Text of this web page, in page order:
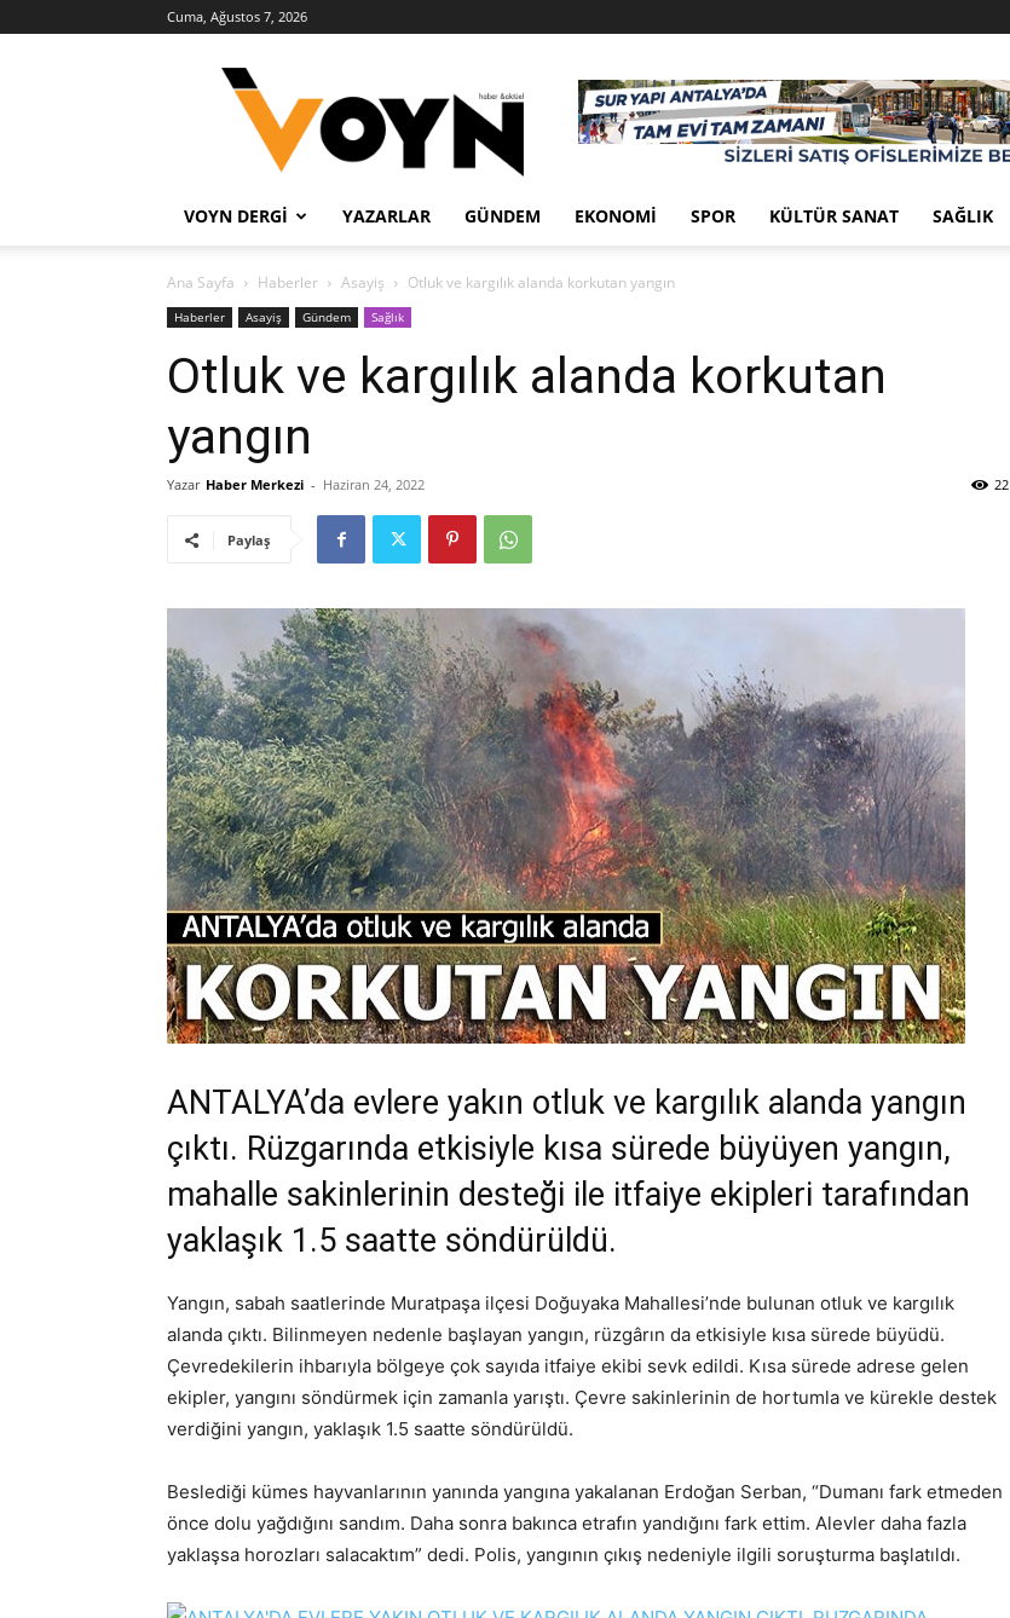
Cuma, Ağustos 7, 2026
Haber
VOYN DERGI YAZARLAR GÜNDEM EKONOMI SPOR KÜLTÜR SANAT SAĞLIK
Ana Sayfa Haberler Asayiş Otluk ve kargılık alanda korkutan yangın
Haberler Asayiş Gündem Sağlık
Otluk ve kargılık alanda korkutan
yangın
Yazar Haber Merkezi - Haziran 24, 2022 22
Paylaş
ANTALYA’da evlere yakın otluk ve kargılık alanda yangın
çıktı. Rüzgarında etkisiyle kısa sürede büyüyen yangın,
mahalle sakinlerinin desteği ile itfaiye ekipleri tarafından
yaklaşık 1.5 saatte söndürüldü.
Yangın, sabah saatlerinde Muratpaşa ilçesi Doğuyaka Mahallesi’nde bulunan otluk ve kargılık
alanda çıktı. Bilinmeyen nedenle başlayan yangın, rüzgârın da etkisiyle kısa sürede büyüdü.
Çevredekilerin ihbarıyla bölgeye çok sayıda itfaiye ekibi sevk edildi. Kısa sürede adrese gelen
ekipler, yangını söndürmek için zamanla yarıştı. Çevre sakinlerinin de hortumla ve kürekle destek
verdiğini yangın, yaklaşık 1.5 saatte söndürüldü.
Beslediği kümes hayvanlarının yanında yangına yakalanan Erdoğan Serban, “Dumanı fark etmeden
önce dolu yağdığını sandım. Daha sonra bakınca etrafın yandığını fark ettim. Alevler daha fazla
yaklaşsa horozları salacaktım” dedi. Polis, yangının çıkış nedeniyle ilgili soruşturma başlatıldı.